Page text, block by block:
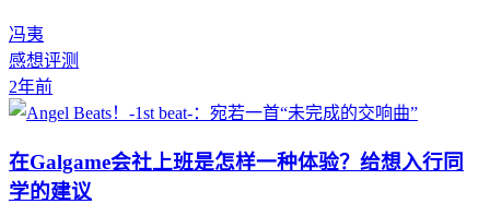
冯夷
感想评测
2年前
在Galgame会社上班是怎样一种体验？给想入行同
学的建议